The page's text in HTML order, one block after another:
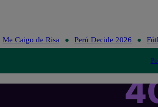
Me Caigo de Risa Perú Decide 2026